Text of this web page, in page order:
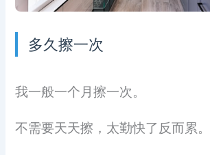
多久擦一次
我一般一个月擦一次。
不需要天天擦，太勤快了反而累。